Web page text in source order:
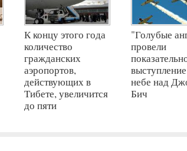
К концу этого года
количество
гражданских
аэропортов,
действующих в
Тибете, увеличится
до пяти
"Голубые
провели
небе над
Бич